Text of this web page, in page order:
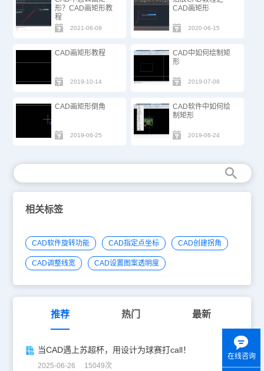
形？CAD画矩形教
程
2021-06-09
CAD画矩形
2020-06-15
CAD画矩形教程
2019-10-14
CAD中如何绘制矩
形
2019-07-08
CAD画矩形倒角
2019-06-25
CAD软件中如何绘
制矩形
2019-06-24
相关标签
CAD软件旋转功能 CAD指定点坐标 CAD创建拐角
CAD调整线宽 CAD设置图案透明度
推荐 热门 最新
当CAD遇上苏超杯，用设计为球赛打call！
2025-06-26 15049次
在线咨询